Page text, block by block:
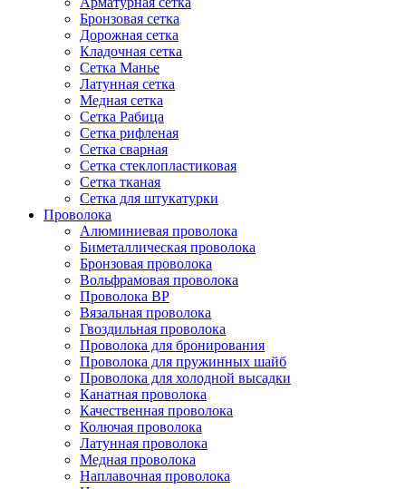
Бронзовая сетка
Дорожная сетка
Кладочная сетка
Сетка Манье
Латунная сетка
Медная сетка
Сетка Рабица
Сетка рифленая
Сетка сварная
Сетка стеклопластиковая
Сетка тканая
Сетка для штукатурки
Проволока
Алюминиевая проволока
Биметаллическая проволока
Бронзовая проволока
Вольфрамовая проволока
Проволока ВР
Вязальная проволока
Гвоздильная проволока
Проволока для бронирования
Проволока для пружинных шайб
Проволока для холодной высадки
Канатная проволока
Качественная проволока
Колючая проволока
Латунная проволока
Медная проволока
Наплавочная проволока